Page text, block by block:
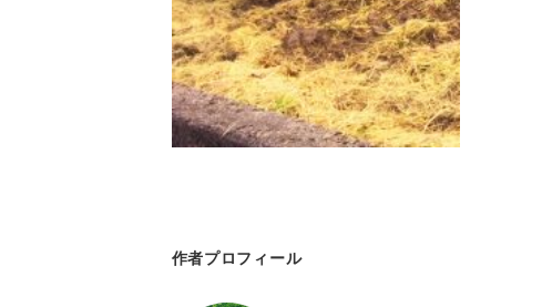
作者プロフィール